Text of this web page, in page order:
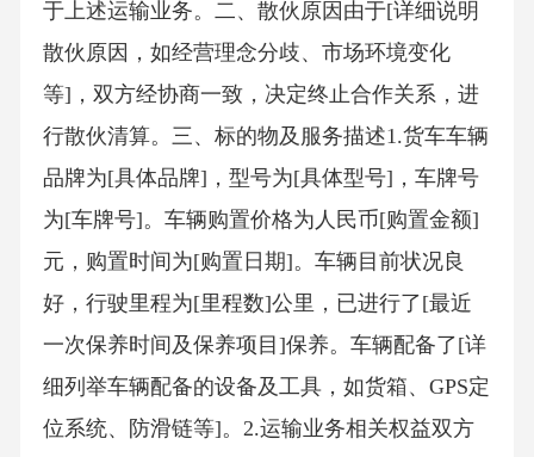
于上述运输业务。二、散伙原因由于[详细说明
散伙原因，如经营理念分歧、市场环境变化
等]，双方经协商一致，决定终止合作关系，进
行散伙清算。三、标的物及服务描述1.货车车辆
品牌为[具体品牌]，型号为[具体型号]，车牌号
为[车牌号]。车辆购置价格为人民币[购置金额]
元，购置时间为[购置日期]。车辆目前状况良
好，行驶里程为[里程数]公里，已进行了[最近
一次保养时间及保养项目]保养。车辆配备了[详
细列举车辆配备的设备及工具，如货箱、GPS定
位系统、防滑链等]。2.运输业务相关权益双方